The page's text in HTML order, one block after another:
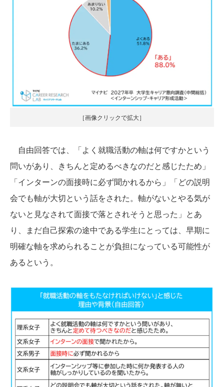
［画像クリックで拡大］
自由回答では、「よく就職活動の軸は何ですかという
問いがあり、きちんと定めるべきなのだと感じたため」
「インターンの面接時に必ず聞かれるから」「どの説明
会でも軸が大切という話をされた。軸がないとやる気が
ないと見なされて面接で落とされそうと思った」とあ
り、まだ自己探索の途中である学生にとっては、早期に
明確な軸を求められることが負担になっている可能性が
あるという。